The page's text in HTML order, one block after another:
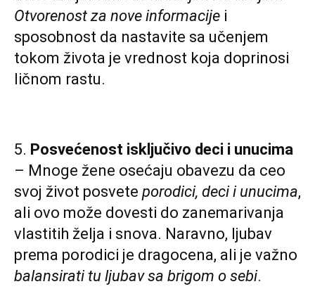
Otvorenost za nove informacije i
sposobnost da nastavite sa učenjem
tokom života je vrednost koja doprinosi
ličnom rastu.
5. Posvećenost isključivo deci i unucima
– Mnoge žene osećaju obavezu da ceo
svoj život posvete porodici, deci i unucima,
ali ovo može dovesti do zanemarivanja
vlastitih želja i snova. Naravno, ljubav
prema porodici je dragocena, ali je važno
balansirati tu ljubav sa brigom o sebi.